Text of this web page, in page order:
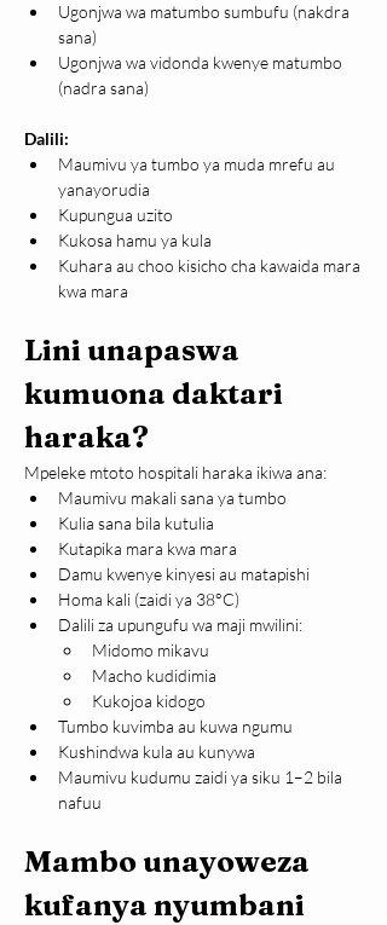
Ugonjwa wa matumbo sumbufu (nakdra
sana)
Ugonjwa wa vidonda kwenye matumbo
(nadra sana)
Dalili:
Maumivu ya tumbo ya muda mrefu au
yanayorudia
Kupungua uzito
Kukosa hamu ya kula
Kuhara au choo kisicho cha kawaida mara
kwa mara
Lini unapaswa
kumuona daktari
haraka?
Mpeleke mtoto hospitali haraka ikiwa ana:
Maumivu makali sana ya tumbo
Kulia sana bila kutulia
Kutapika mara kwa mara
Damu kwenye kinyesi au matapishi
Homa kali (zaidi ya 38°C)
Dalili za upungufu wa maji mwilini:
Midomo mikavu
Macho kudidimia
Kukojoa kidogo
Tumbo kuvimba au kuwa ngumu
Kushindwa kula au kunywa
Maumivu kudumu zaidi ya siku 1–2 bila
nafuu
Mambo unayoweza
kufanya nyumbani